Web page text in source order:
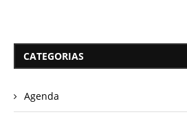
CATEGORIAS
Agenda